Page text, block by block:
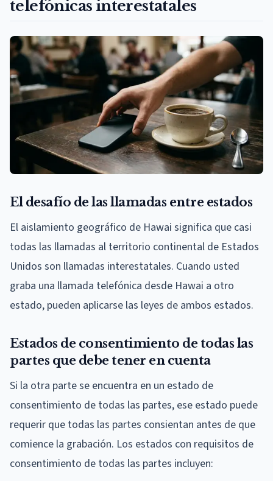
telefónicas interestatales
El desafío de las llamadas entre estados
El aislamiento geográfico de Hawai significa que casi
todas las llamadas al territorio continental de Estados
Unidos son llamadas interestatales. Cuando usted
graba una llamada telefónica desde Hawai a otro
estado, pueden aplicarse las leyes de ambos estados.
Estados de consentimiento de todas las
partes que debe tener en cuenta
Si la otra parte se encuentra en un estado de
consentimiento de todas las partes, ese estado puede
requerir que todas las partes consientan antes de que
comience la grabación. Los estados con requisitos de
consentimiento de todas las partes incluyen: